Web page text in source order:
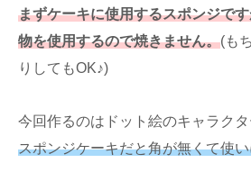
まずケーキに使用するスポンジで
物を使用するので焼きません。(も
りしてもOK♪)
今回作るのはドット絵のキャラクタ
スポンジケーキだと角が無くて使